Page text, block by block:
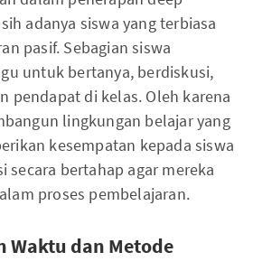
adanya siswa yang terbiasa
pasif. Sebagian siswa
untuk bertanya, berdiskusi,
pendapat di kelas. Oleh karena
lingkungan belajar yang
kesempatan kepada siswa
secara bertahap agar mereka
proses pembelajaran.
Waktu dan Metode